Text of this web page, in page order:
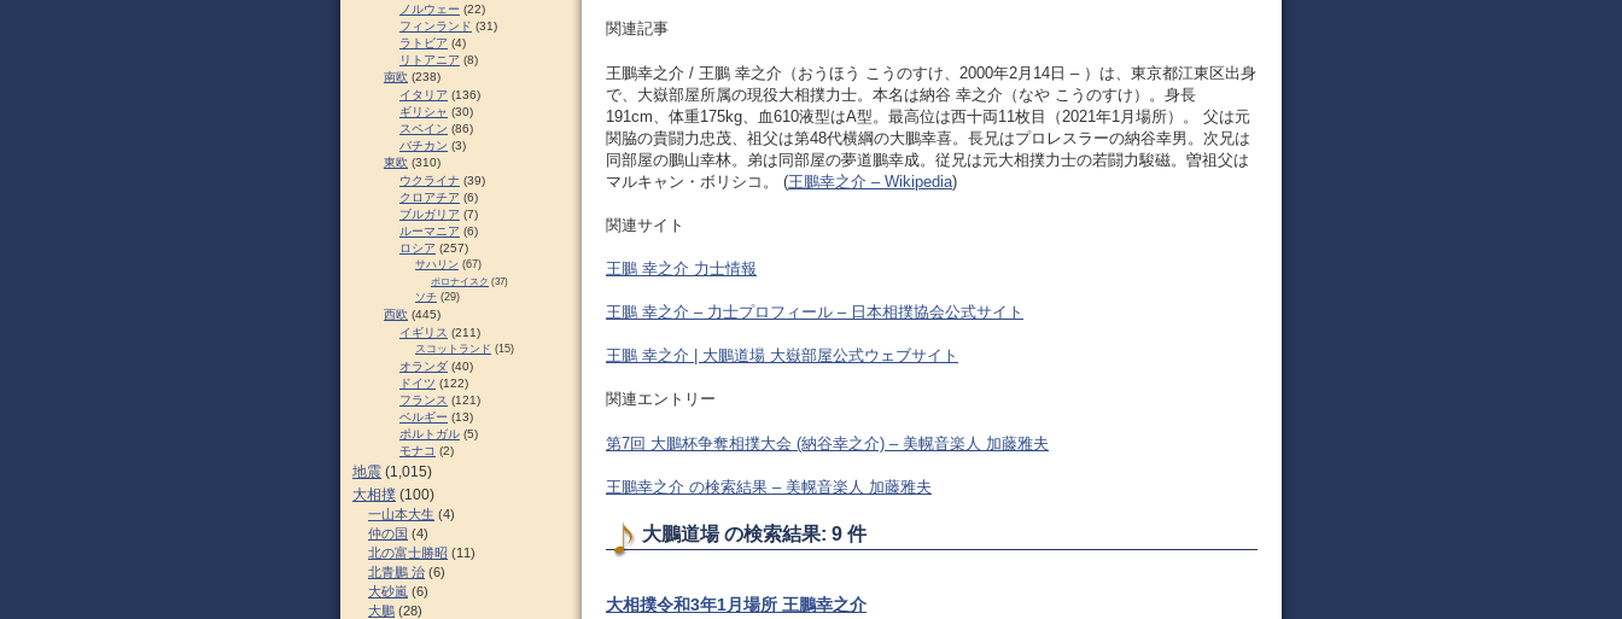
関連記事
王鵬幸之介 / 王鵬 幸之介（おうほう こうのすけ、2000年2月14日 – ）は、東京都江東区出身
で、大嶽部屋所属の現役大相撲力士。本名は納谷 幸之介（なや こうのすけ）。身長
191cm、体重175kg、血610液型はA型。最高位は西十両11枚目（2021年1月場所）。 父は元
関脇の貴闘力忠茂、祖父は第48代横綱の大鵬幸喜。長兄はプロレスラーの納谷幸男。次兄は
同部屋の鵬山幸林。弟は同部屋の夢道鵬幸成。従兄は元大相撲力士の若闘力駿磁。曽祖父は
マルキャン・ボリシコ。 (王鵬幸之介 – Wikipedia)
関連サイト
王鵬 幸之介 力士情報
王鵬 幸之介 – 力士プロフィール – 日本相撲協会公式サイト
王鵬 幸之介 | 大鵬道場 大嶽部屋公式ウェブサイト
関連エントリー
第7回 大鵬杯争奪相撲大会 (納谷幸之介) – 美幌音楽人 加藤雅夫
王鵬幸之介 の検索結果 – 美幌音楽人 加藤雅夫
大鵬道場 の検索結果: 9 件
大相撲令和3年1月場所 王鵬幸之介
ノルウェー (22)
フィンランド (31)
ラトビア (4)
リトアニア (8)
南欧 (238)
イタリア (136)
ギリシャ (30)
スペイン (86)
バチカン (3)
東欧 (310)
ウクライナ (39)
クロアチア (6)
ブルガリア (7)
ルーマニア (6)
ロシア (257)
サハリン (67)
ポロナイスク (37)
ソチ (29)
西欧 (445)
イギリス (211)
スコットランド (15)
オランダ (40)
ドイツ (122)
フランス (121)
ベルギー (13)
ポルトガル (5)
モナコ (2)
地震 (1,015)
大相撲 (100)
一山本大生 (4)
仲の国 (4)
北の富士勝昭 (11)
北青鵬 治 (6)
大砂嵐 (6)
大鵬 (28)